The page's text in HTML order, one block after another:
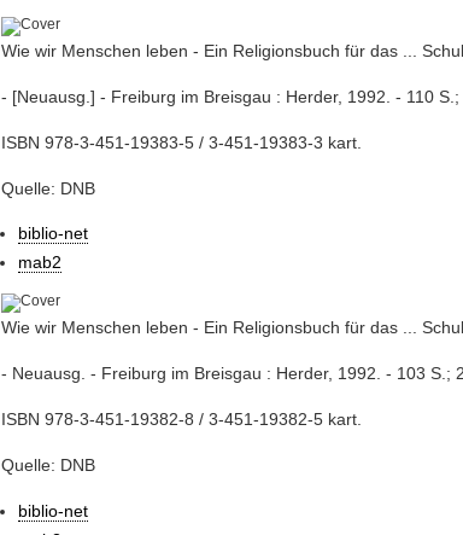
Wie wir Menschen leben - Ein Religionsbuch für das ...
- [Neuausg.] - Freiburg im Breisgau : Herder, 1992. - 110 S.;
ISBN 978-3-451-19383-5 / 3-451-19383-3 kart.
Quelle: DNB
biblio-net
mab2
Wie wir Menschen leben - Ein Religionsbuch für das ...
- Neuausg. - Freiburg im Breisgau : Herder, 1992. - 103 S.;
ISBN 978-3-451-19382-8 / 3-451-19382-5 kart.
Quelle: DNB
biblio-net